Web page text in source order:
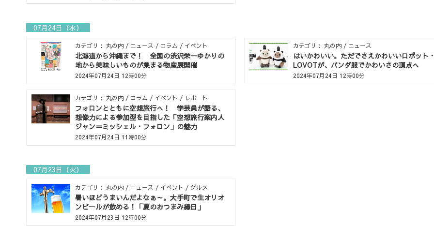
07月24日（水）
カテゴリ： 丸の内 / ニュース / コラム / イベント
北海道から沖縄まで！ 全国の渋沢栄一ゆかりの
地から美味しいものが集まる物産展開催
2024年07月24日 12時00分
カテゴリ： 丸の内 / ニュース
はいかわいい。ただでさえかわいいロボット
LOVOTが、パンダ服でかわいさの頂点へ
2024年07月24日 12時00分
カテゴリ： 丸の内 / コラム / イベント / レポート
フォロンとともに空想旅行へ！ 学芸員が語る、
想像力による参加型を目指した「空想旅行案内人
ジャン＝ミッシェル・フォロン」の魅力
2024年07月24日 11時00分
07月23日（火）
カテゴリ： 丸の内 / ニュース / イベント / グルメ
暑いほどうまいんだよなぁ～。大手町で生オリオ
ンビールが飲める！「夏のおつまみ縁日」
2024年07月23日 12時00分